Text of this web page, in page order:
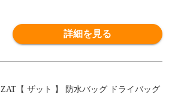
詳細を見る
ZAT【 ザット 】 防水バッグ ドライバッグ